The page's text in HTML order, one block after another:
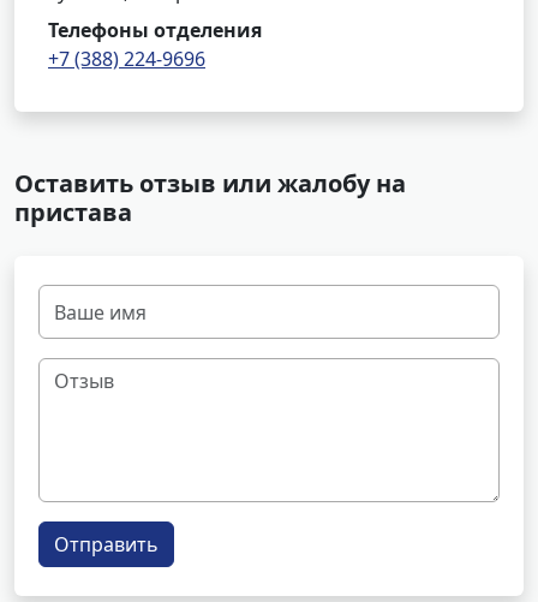
Телефоны отделения
+7 (388) 224-9696
Оставить отзыв или жалобу на
пристава
Отправить